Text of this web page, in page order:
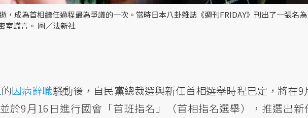
，成為首相繼任過程最為爭議的一次。當時日本八卦雜誌《週刊FRIDAY》刊出了一張名
室謊言。 圖／法新社
的因病辭職騷動後，自民黨總裁選與新任首相選舉時程已定，將在9
於9月16日進行國會「首班指名」（首相指名選舉），推選出新